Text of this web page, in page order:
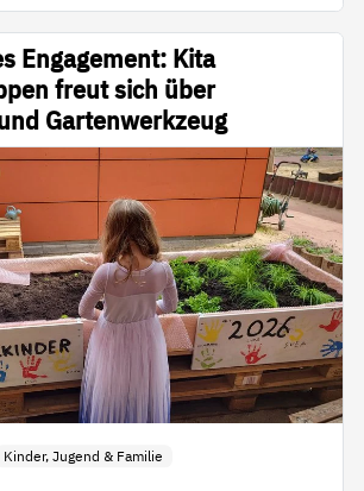
Engagement: Kita
freut sich über
Gartenwerkzeug
Kinder, Jugend & Familie